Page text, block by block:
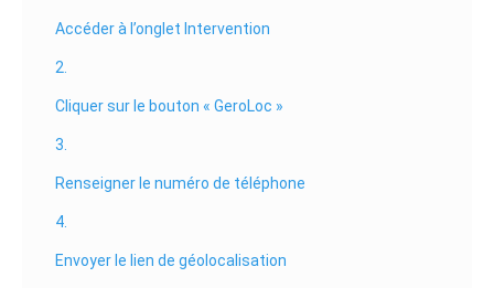
Accéder à l’onglet Intervention
2.
Cliquer sur le bouton « GeroLoc »
3.
Renseigner le numéro de téléphone
4.
Envoyer le lien de géolocalisation